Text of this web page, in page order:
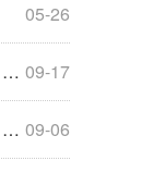
05-26
09-17
09-06